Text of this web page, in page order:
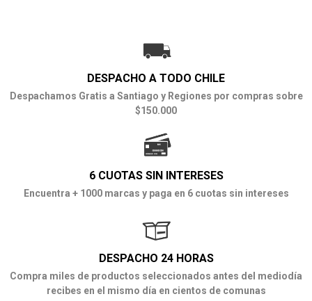
DESPACHO A TODO CHILE
Despachamos Gratis a Santiago y Regiones por compras sobre
$150.000
6 CUOTAS SIN INTERESES
Encuentra + 1000 marcas y paga en 6 cuotas sin intereses
DESPACHO 24 HORAS
Compra miles de productos seleccionados antes del mediodía
recibes en el mismo día en cientos de comunas